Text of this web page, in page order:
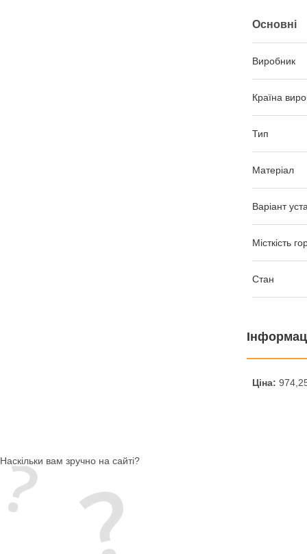
Основні
Виробник
Країна
Тип
Матеріал
Варіант
Місткість
Стан
Ціна:
Наскільки вам зручно на сайті?